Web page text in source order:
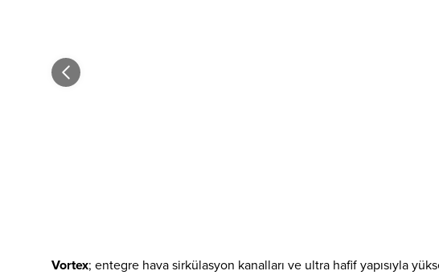
Vortex; entegre hava sirkülasyon kanalları ve ultra hafif yapısıyla